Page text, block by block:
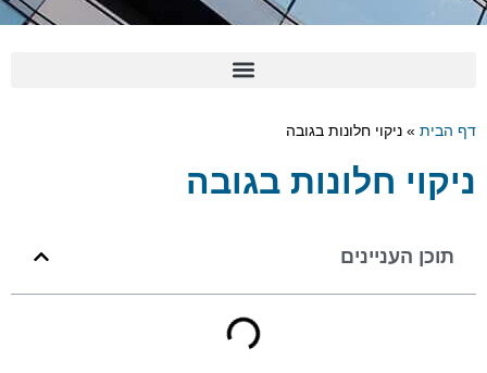
דף הבית » ניקוי חלונות בגובה
ניקוי חלונות בגובה
תוכן העניינים